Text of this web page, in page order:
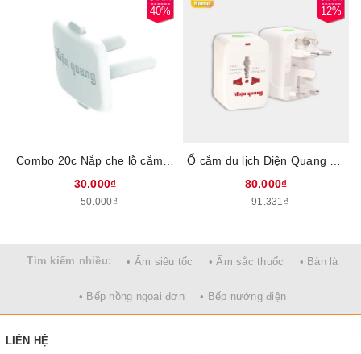
Quang áp dụng cho toàn hệ thống showroom.
40%
30.000₫
50.000₫
12%
80.000₫
91.331₫
Tìm kiếm nhiều: • Ấm siêu tốc • Ấm sắc thuốc • Bàn là
• Bếp hồng ngoại đơn • Bếp nướng điện
LIÊN HỆ